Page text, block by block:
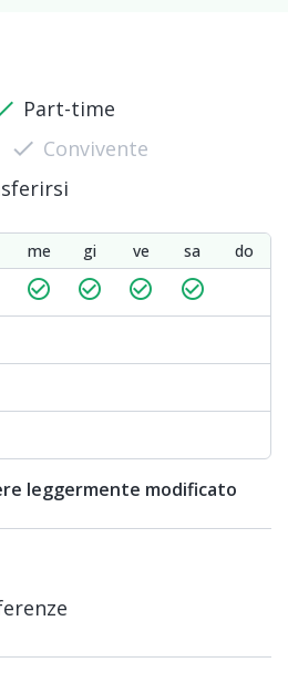
Part-time
check Convivente
me gi ve sa
do
check_circle_outline check_circle_outline check_circle_outline check_circle_outline
leggermente modificato